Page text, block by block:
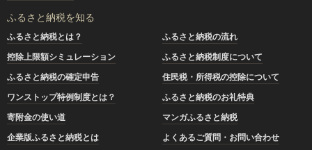
ふるさと納税を知る
ふるさと納税とは？
ふるさと納税の流れ
控除上限額シミュレーション
ふるさと納税制度について
ふるさと納税の確定申告
住民税・所得税の控除について
ワンストップ特例制度とは？
ふるさと納税のお礼特典
寄附金の使い道
マンガふるさと納税
企業版ふるさと納税とは
よくあるご質問・お問い合わせ